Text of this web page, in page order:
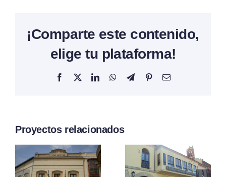
¡Comparte este contenido,
elige tu plataforma!
Facebook
X LinkedInWhatsAppTelegramPinterestCorreo
Proyectos relacionados
Residencia
Sta. María
Ntra. Sra.